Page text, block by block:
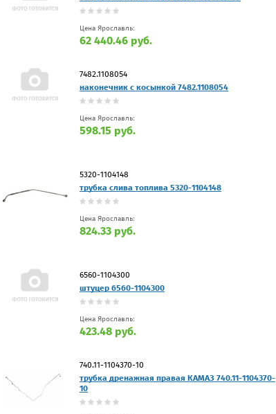
Цена Ярославль:
62 440.46 руб.
7482.1108054
наконечник с косынкой 7482.1108054
Цена Ярославль:
598.15 руб.
5320-1104148
трубка слива топлива 5320-1104148
Цена Ярославль:
824.33 руб.
6560-1104300
штуцер 6560-1104300
Цена Ярославль:
423.48 руб.
740.11-1104370-10
трубка дренажная правая КАМАЗ 740.11-1104370-
10